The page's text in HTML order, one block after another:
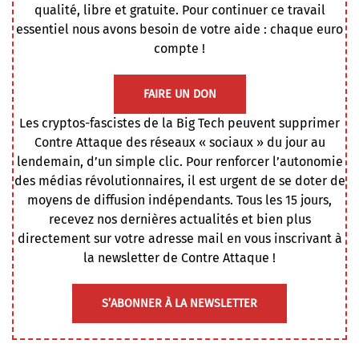
qualité, libre et gratuite. Pour continuer ce travail
essentiel nous avons besoin de votre aide : chaque euro
compte !
FAIRE UN DON
Les cryptos-fascistes de la Big Tech peuvent supprimer
Contre Attaque des réseaux « sociaux » du jour au
lendemain, d’un simple clic. Pour renforcer l’autonomie
des médias révolutionnaires, il est urgent de se doter de
moyens de diffusion indépendants. Tous les 15 jours,
recevez nos dernières actualités et bien plus
directement sur votre adresse mail en vous inscrivant à
la newsletter de Contre Attaque !
S’ABONNER À LA NEWSLETTER